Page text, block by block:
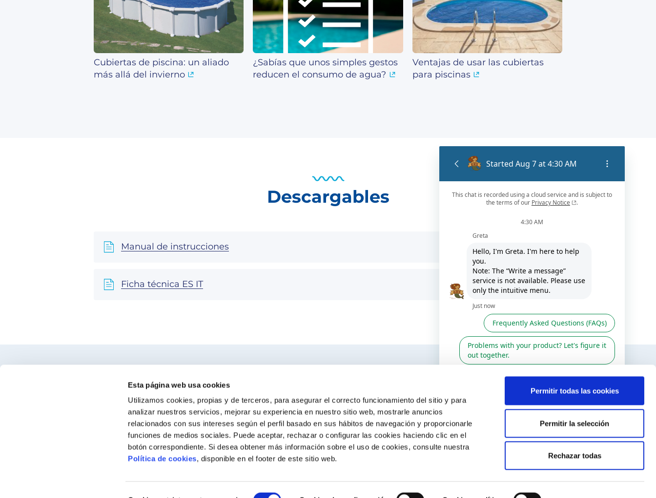
Esta página web usa cookies
Utilizamos cookies, propias y de terceros, para asegurar el correcto funcionamiento del sitio y para
analizar nuestros servicios, mejorar su experiencia en nuestro sitio web, mostrarle anuncios
relacionados con sus intereses según el perfil basado en sus hábitos de navegación y proporcionarle
funciones de medios sociales. Puede aceptar, rechazar o configurar las cookies haciendo clic en el
botón correspondiente. Si desea obtener más información sobre el uso de cookies, consulte nuestra
Política de cookies, disponible en el footer de este sitio web.
Permitir todas las cookies
Permitir la selección
Rechazar todas
Cubiertas de piscina: un aliado
más allá del invierno
¿Sabías que unos simples gestos
reducen el consumo de agua?
Ventajas de usar las cubiertas
para piscinas
Descargables
Manual de instrucciones NL / FR / PT / DE / IT / ES / EN
Ficha técnica ES IT ES / IT
Busca tu tienda
Buscar instalador
Servicio de postventa
Catálogo Gre / Zodiac
SÍGUENOS EN